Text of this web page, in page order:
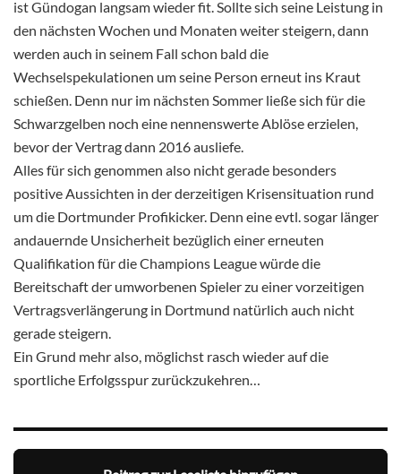
ist Gündogan langsam wieder fit. Sollte sich seine Leistung in
den nächsten Wochen und Monaten weiter steigern, dann
werden auch in seinem Fall schon bald die
Wechselspekulationen um seine Person erneut ins Kraut
schießen. Denn nur im nächsten Sommer ließe sich für die
Schwarzgelben noch eine nennenswerte Ablöse erzielen,
bevor der Vertrag dann 2016 ausliefe.
Alles für sich genommen also nicht gerade besonders
positive Aussichten in der derzeitigen Krisensituation rund
um die Dortmunder Profikicker. Denn eine evtl. sogar länger
andauernde Unsicherheit bezüglich einer erneuten
Qualifikation für die Champions League würde die
Bereitschaft der umworbenen Spieler zu einer vorzeitigen
Vertragsverlängerung in Dortmund natürlich auch nicht
gerade steigern.
Ein Grund mehr also, möglichst rasch wieder auf die
sportliche Erfolgsspur zurückzukehren…